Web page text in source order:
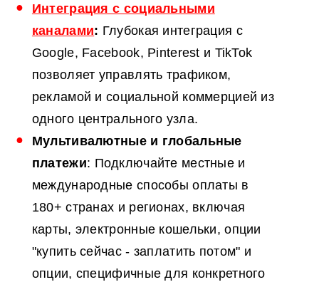
Интеграция с социальными
каналами: Глубокая интеграция с
Google, Facebook, Pinterest и TikTok
позволяет управлять трафиком,
рекламой и социальной коммерцией из
одного центрального узла.
Мультивалютные и глобальные
платежи: Подключайте местные и
международные способы оплаты в
180+ странах и регионах, включая
карты, электронные кошельки, опции
"купить сейчас - заплатить потом" и
опции, специфичные для конкретного